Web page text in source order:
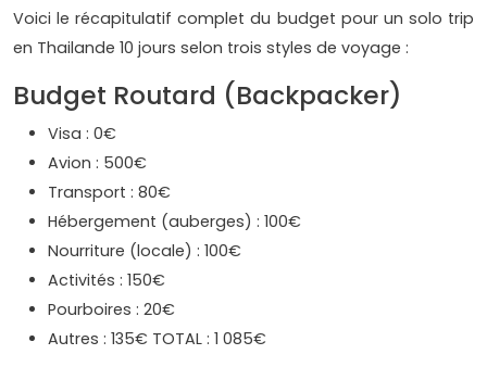
Voici le récapitulatif complet du budget pour un solo trip
en Thailande 10 jours selon trois styles de voyage :
Budget Routard (Backpacker)
Visa : 0€
Avion : 500€
Transport : 80€
Hébergement (auberges) : 100€
Nourriture (locale) : 100€
Activités : 150€
Pourboires : 20€
Autres : 135€ TOTAL : 1 085€